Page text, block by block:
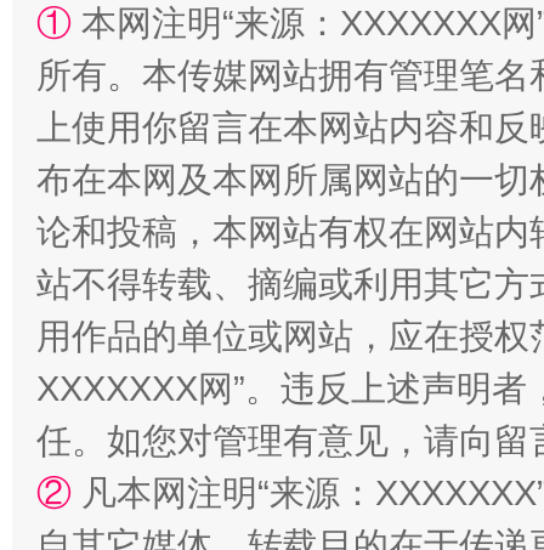
“蜀中异人”王建安的艺术幻境
① 本网注明“来源：XXXXXXX
所有。本传媒网站拥有管理笔
上使用你留言在本网站内容和
布在本网及本网所属网站的一
论和投稿，本网站有权在网站
站不得转载、摘编或利用其它
用作品的单位或网站，应在授
XXXXXXX网”。违反上述声明
任。如您对管理有意见，请向
② 凡本网注明“来源：